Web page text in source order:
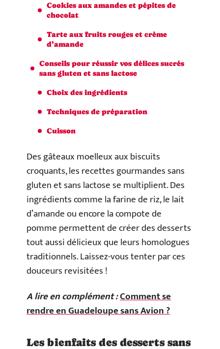
Cookies aux amandes et pépites de
chocolat
Tarte aux fruits rouges et crème
d’amande
Conseils pour réussir vos délices sucrés
sans gluten et sans lactose
Choix des ingrédients
Techniques de préparation
Cuisson
Des gâteaux moelleux aux biscuits
croquants, les recettes gourmandes sans
gluten et sans lactose se multiplient. Des
ingrédients comme la farine de riz, le lait
d’amande ou encore la compote de
pomme permettent de créer des desserts
tout aussi délicieux que leurs homologues
traditionnels. Laissez-vous tenter par ces
douceurs revisitées !
A lire en complément :Comment se
rendre en Guadeloupe sans Avion ?
Les bienfaits des desserts sans